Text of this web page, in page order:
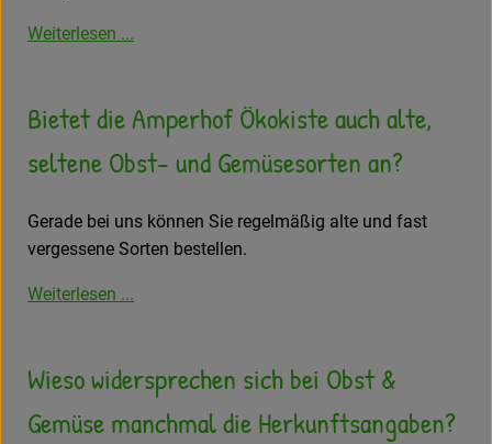
Weiterlesen ...
Bietet die Amperhof Ökokiste auch alte,
seltene Obst- und Gemüsesorten an?
Gerade bei uns können Sie regelmäßig alte und fast
vergessene Sorten bestellen.
Weiterlesen ...
Wieso widersprechen sich bei Obst &
Gemüse manchmal die Herkunftsangaben?